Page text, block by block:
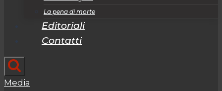
La pena di morte
Editoriali
Contatti
Media